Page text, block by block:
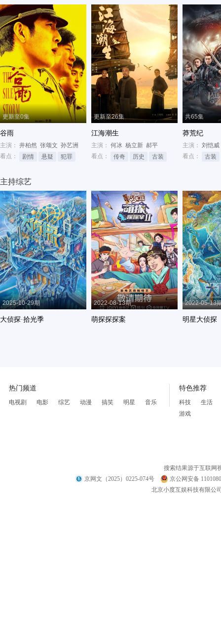
更新至0集
谷雨
主演： 井柏然 张颂文 孙艺洲
看点：
剧情 悬疑 犯罪
更新至26集
江海潮生
主演： 何冰 杨立新 郝平
看点：
传奇 历史 古装
共65集
莽荒纪
主演： 刘恺威
看点：
古装
主持综艺
2025-10-29期
大侦探·拾光季
2022-08-13期
萌探探探案
2022-05-13
明星大侦探
热门频道
电视剧 电影 综艺 动漫 搞笑 明星 音乐
特色推荐
科技
生活
游戏
搜索结果源于互联网
京网文（2025）0225-074号
京公网安备
北京小度互娱科技有限公